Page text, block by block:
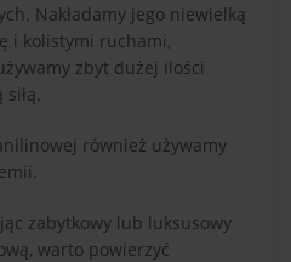
Nakładamy jego niewielką
i kolistymi ruchami,
zbyt dużej ilości
również używamy
zabytkowy lub luksusowy
warto powierzyć